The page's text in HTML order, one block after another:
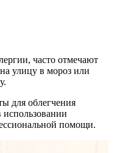
часто отмечают
улицу в мороз или
для облегчения
помощи.